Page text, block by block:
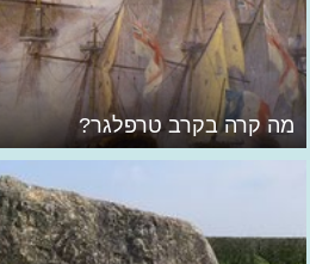
מה קרה בקרב טרפלגר?